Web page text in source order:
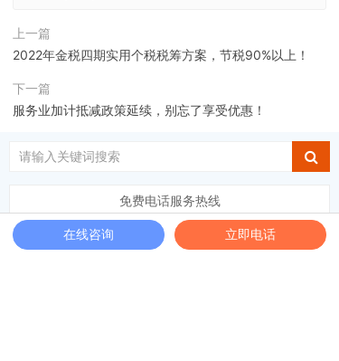
上一篇
2022年金税四期实用个税税筹方案，节税90%以上！
下一篇
服务业加计抵减政策延续，别忘了享受优惠！
免费电话服务热线
400-6131-068
在线咨询 立即电话